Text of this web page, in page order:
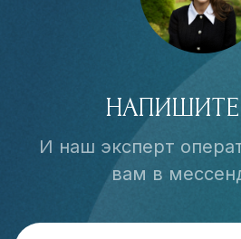
И наш эксперт
вам в